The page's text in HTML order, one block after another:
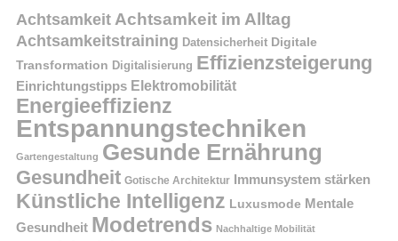
Achtsamkeit Achtsamkeit im Alltag
Achtsamkeitstraining Datensicherheit Digitale
Transformation Digitalisierung Effizienzsteigerung
Einrichtungstipps Elektromobilität
Energieeffizienz
Entspannungstechniken
Gartengestaltung Gesunde Ernährung
Gesundheit Gotische Architektur Immunsystem stärken
Künstliche Intelligenz Luxusmode Mentale
Gesundheit Modetrends Nachhaltige Mobilität